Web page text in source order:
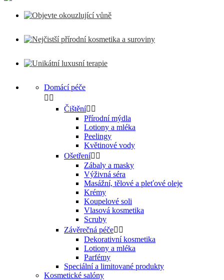
Domácí péče
 
Čištění 
Přírodní mýdla
Lotiony a mléka
Peelingy
Květinové vody
Ošetření 
Zábaly a masky
Výživná séra
Masážní, tělové a pleťové oleje
Krémy
Koupelové soli
Vlasová kosmetika
Scruby
Závěrečná péče 
Dekorativní kosmetika
Lotiony a mléka
Parfémy
Speciální a limitované produkty
Kosmetické salóny